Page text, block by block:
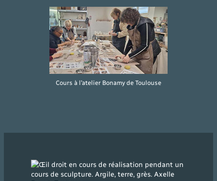
Cours à l’atelier Bonamy de Toulouse